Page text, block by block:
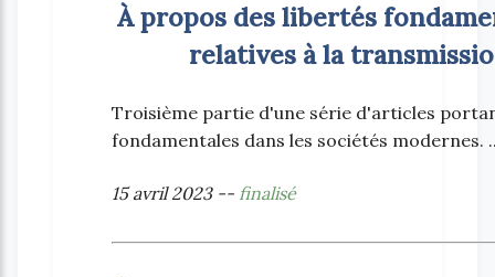
À propos des libertés
relatives à la
Troisième partie d'une série d'articles
fondamentales dans les sociétés modernes.
15 avril 2023 -- finalisé